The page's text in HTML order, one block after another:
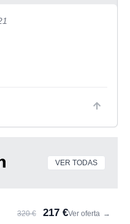
VER TODAS
320 € 217 €Ver oferta →